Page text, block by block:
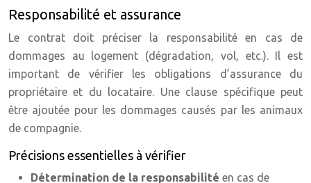
Responsabilité et assurance
Le contrat doit préciser la responsabilité en cas de
dommages au logement (dégradation, vol, etc.). Il est
important de vérifier les obligations d’assurance du
propriétaire et du locataire. Une clause spécifique peut
être ajoutée pour les dommages causés par les animaux
de compagnie.
Précisions essentielles à vérifier
Détermination de la responsabilité en cas de